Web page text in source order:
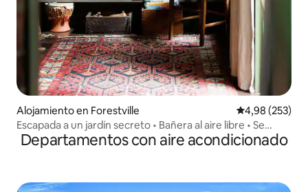
Alojamiento en Forestville Calificación
4,98 (253)
Escapada a un jardín secreto • Bañera al aire libre • Se
admiten mascotas
Departamentos con aire acondicionado